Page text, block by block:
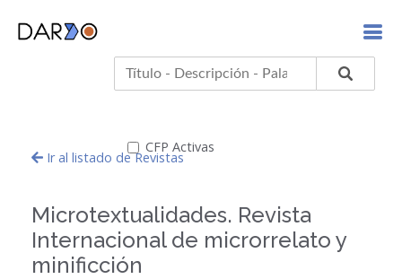
CFP Activas
Ir al listado de Revistas
Microtextualidades. Revista
Internacional de microrrelato y
minificción